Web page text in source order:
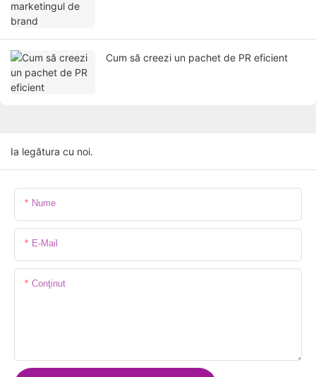
Cum să creezi un pachet de PR eficient
Ia legătura cu noi.
Nume
E-Mail
Conţinut